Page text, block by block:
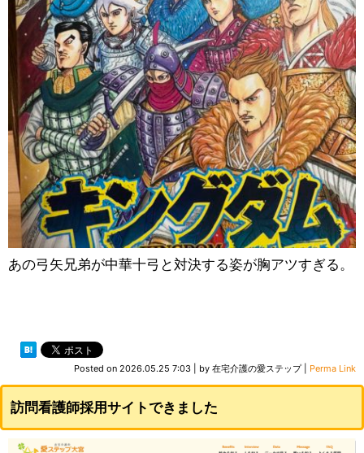
あの弓矢兄弟が中華十弓と対決する姿が胸アツすぎる。
Posted on 2026.05.25 7:03 by 在宅介護の愛ステップ| Perma Link
訪問看護師採用サイトできました